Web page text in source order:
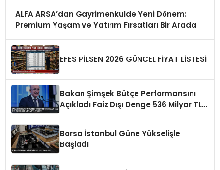
ALFA ARSA’dan Gayrimenkulde Yeni Dönem:
Premium Yaşam ve Yatırım Fırsatları Bir Arada
EFES PİLSEN 2026 GÜNCEL FİYAT LİSTESİ
Bakan Şimşek Bütçe Performansını
Açıkladı Faiz Dışı Denge 536 Milyar TL
Borsa İstanbul Güne Yükselişle
Başladı